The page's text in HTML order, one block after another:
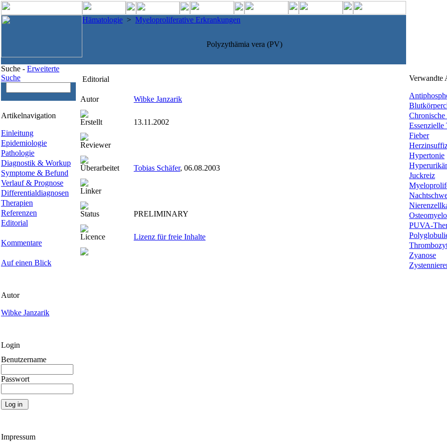
Hämatologie > Myeloproliferative Erkrankungen
Polyzythämia vera (PV)
Suche - Erweiterte
Suche
Artikelnavigation
Einleitung
Epidemiologie
Pathologie
Diagnostik & Workup
Symptome & Befund
Verlauf & Prognose
Differentialdiagnosen
Therapien
Referenzen
Editorial
Kommentare
Auf einen Blick
Autor
Wibke Janzarik
Login
Benutzername
Passwort
Impressum
Editorial
Autor Wibke Janzarik
Erstellt 13.11.2002
Reviewer
Überarbeitet Tobias Schäfer, 06.08.2003
Linker
Status PRELIMINARY
Licence Lizenz für freie Inhalte
Verwandte
Essenzielle
Fieber
Hypertonie
Juckreiz
PUVA-
Zyanose